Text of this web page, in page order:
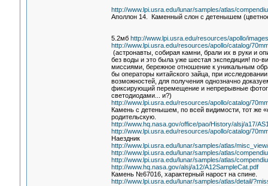
http://www.lpi.usra.edu/lunar/samples/atlas/
Аполлон 14. Каменный слон с детенышем
5.2мб http://www.lpi.usra.edu/resources/apollo/
http://www.lpi.usra.edu/resources/apollo/catalog/
(астронавты, собирая камни, брали их в руки и
без воды и это была уже шестая экспедиция! по-
миссиями, бережное отношение к уникальным
бы операторы китайского зайца, при
возможностей, для получения однозначно
фиксирующий перемещение и непрерывные
светодиодами... и?)
http://www.lpi.usra.edu/resources/apollo/catalog/
Камень с детенышем, по всей видимости, тот же
родительскую.
http://www.hq.nasa.gov/office/pao/History/alsj/a17/
http://www.lpi.usra.edu/resources/apollo/catalog/
Наездник
http://www.lpi.usra.edu/lunar/samples/atlas/
http://www.lpi.usra.edu/lunar/samples/atlas/
http://www.lpi.usra.edu/lunar/samples/atlas/
http://www.hq.nasa.gov/alsj/a12/A12SampleCat.pdf
Камень №67016, характерный нарост на спине.
http://www.lpi.usra.edu/lunar/samples/atlas/detail/